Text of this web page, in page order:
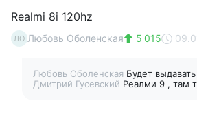
Realmi 8i 120hz
ЛО Любовь Оболенская 5 015
Любовь Оболенская Будет
Дмитрий Гусевский Реалми 9 , там